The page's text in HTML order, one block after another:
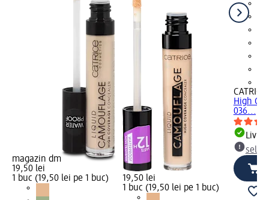
magazin dm
19,50 lei
1 buc (19,50 lei pe 1 buc)
19,50 lei
1 buc (19,50 lei pe 1 buc)
CATRICE
High
036..., 5